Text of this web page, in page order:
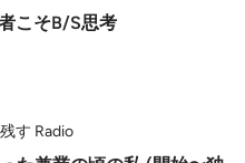
営者こそB/S思考
す Radio